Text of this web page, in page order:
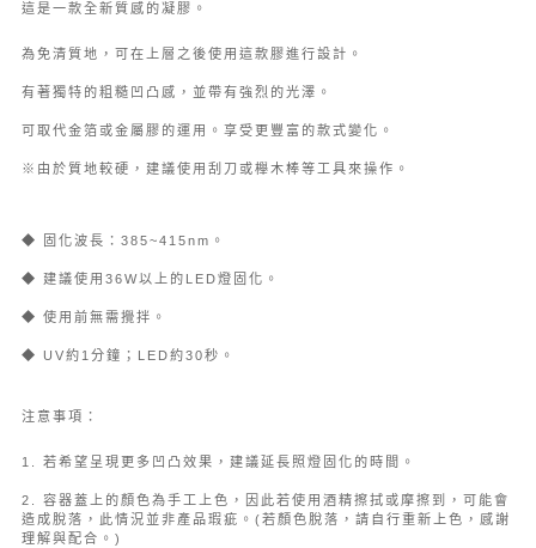
這是一款全新質感的凝膠。
為免清質地，可在上層之後使用這款膠進行設計。
有著獨特的粗糙凹凸感，並帶有強烈的光澤。
可取代金箔或金屬膠的運用。享受更豐富的款式變化。
※由於質地較硬，建議使用刮刀或櫸木棒等工具來操作。
◆ 固化波長：385~415nm。
◆ 建議使用36W以上的LED燈固化。
◆ 使用前無需攪拌。
◆ UV約1分鐘；LED約30秒。
注意事項：
1. 若希望呈現更多凹凸效果，建議延長照燈固化的時間。
2. 容器蓋上的顏色為手工上色，因此若使用酒精擦拭或摩擦到，可能會
造成脫落，此情況並非產品瑕疵。(若顏色脫落，請自行重新上色，感謝
理解與配合。)